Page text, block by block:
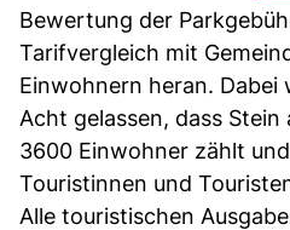
Bewertung der
Tarifvergleich mit
Einwohnern heran. Dabei
Acht gelassen, dass Stein
3600 Einwohner zählt
Touristinnen und
Alle touristischen